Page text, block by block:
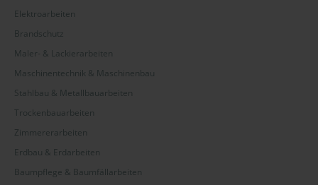
Elektroarbeiten
Brandschutz
Maler- & Lackierarbeiten
Maschinentechnik & Maschinenbau
Stahlbau & Metallbauarbeiten
Trockenbauarbeiten
Zimmererarbeiten
Erdbau & Erdarbeiten
Baumpflege & Baumfällarbeiten